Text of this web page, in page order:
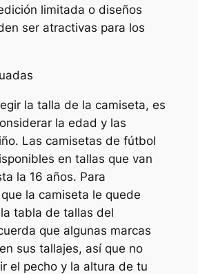
limitada o diseños
ser atractivas para los
la talla de la camiseta, es
la edad y las
Las camisetas de fútbol
en tallas que van
la 16 años. Para
la camiseta le quede
tabla de tallas del
que algunas marcas
sus tallajes, así que no
el pecho y la altura de tu